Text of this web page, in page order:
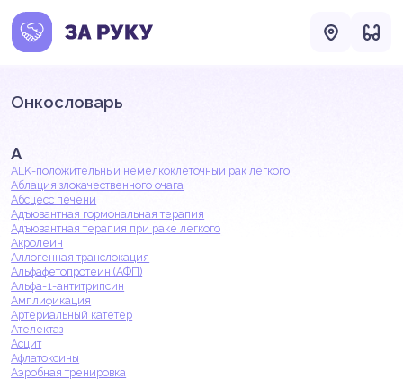
Онкословарь
А
ALK-положительный немелкоклеточный рак легкого
Аблация злокачественного очага
Абсцесс печени
Адъювантная гормональная терапия
Адъювантная терапия при раке легкого
Акролеин
Аллогенная транслокация
Альфафетопротеин (АФП)
Альфа-1-антитрипсин
Амплификация
Артериальный катетер
Ателектаз
Асцит
Афлатоксины
Аэробная тренировка